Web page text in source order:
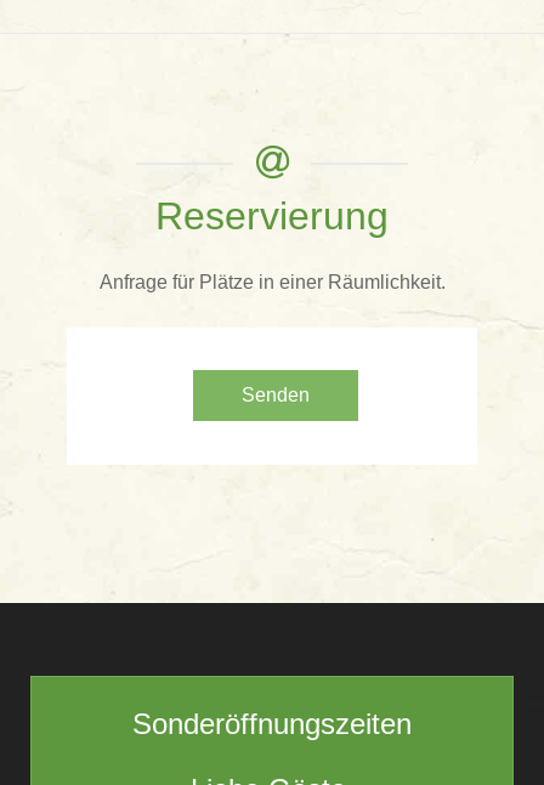
Reservierung
Anfrage für Plätze in einer Räumlichkeit.
Senden
Sonderöffnungszeiten